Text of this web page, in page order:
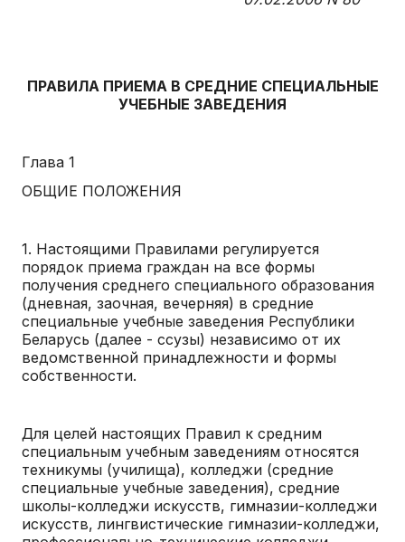
ПРАВИЛА ПРИЕМА В СРЕДНИЕ СПЕЦИАЛЬНЫЕ
УЧЕБНЫЕ ЗАВЕДЕНИЯ
Глава 1
ОБЩИЕ ПОЛОЖЕНИЯ
1. Настоящими Правилами регулируется
порядок приема граждан на все формы
получения среднего специального образования
(дневная, заочная, вечерняя) в средние
специальные учебные заведения Республики
Беларусь (далее - ссузы) независимо от их
ведомственной принадлежности и формы
собственности.
Для целей настоящих Правил к средним
специальным учебным заведениям относятся
техникумы (училища), колледжи (средние
специальные учебные заведения), средние
школы-колледжи искусств, гимназии-колледжи
искусств, лингвистические гимназии-колледжи,